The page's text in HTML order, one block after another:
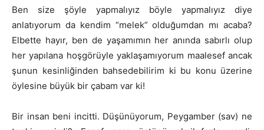
Ben size şöyle yapmalıyız böyle yapmalıyız diye
anlatıyorum da kendim “melek” olduğumdan mı acaba?
Elbette hayır, ben de yaşamımın her anında sabırlı olup
her yapılana hoşgörüyle yaklaşamıyorum maalesef ancak
şunun kesinliğinden bahsedebilirim ki bu konu üzerine
öylesine büyük bir çabam var ki!
Bir insan beni incitti. Düşünüyorum, Peygamber (sav) ne